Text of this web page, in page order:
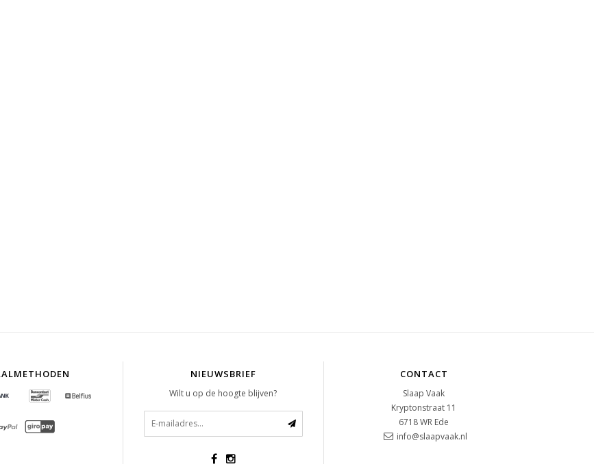
NIEUWSBRIEF
Wilt u op de hoogte blijven?
CONTACT
Slaap Vaak
Kryptonstraat 11
6718 WR Ede
info@slaapvaak.nl